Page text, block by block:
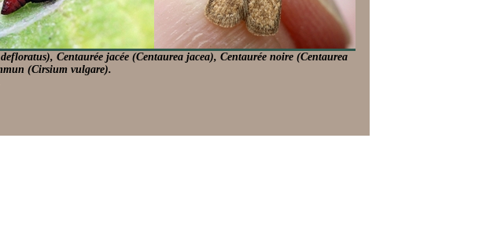
Centaurée jacée (Centaurea jacea), Centaurée noire (Centaurea
(Cirsium vulgare).